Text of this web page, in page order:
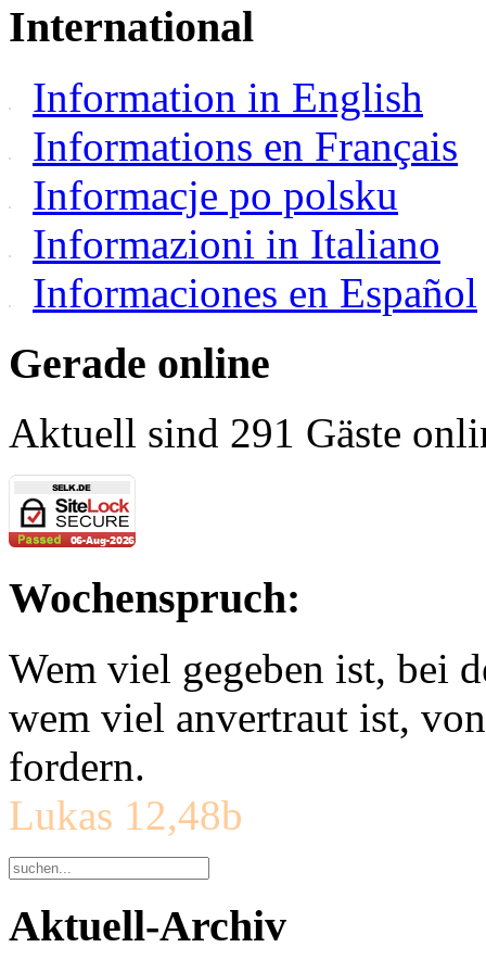
International
Information in English
Informations en Français
Informacje po polsku
Informazioni in Italiano
Informaciones en Español
Gerade online
Aktuell sind 291 Gäste
Wochenspruch:
Wem viel gegeben ist, bei
wem viel anvertraut ist,
fordern.
Lukas 12,48b
Aktuell-Archiv